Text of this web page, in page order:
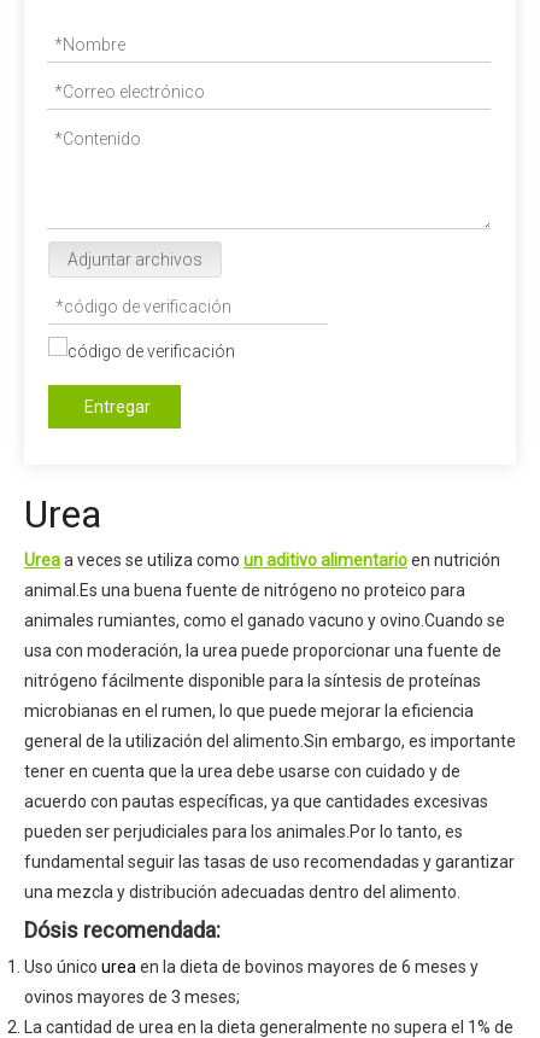
Adjuntar archivos
Entregar
Urea
Ureaa veces se utiliza como un aditivo alimentarioen nutrición
animal.Es una buena fuente de nitrógeno no proteico para
animales rumiantes, como el ganado vacuno y ovino.Cuando se
usa con moderación, la urea puede proporcionar una fuente de
nitrógeno fácilmente disponible para la síntesis de proteínas
microbianas en el rumen, lo que puede mejorar la eficiencia
general de la utilización del alimento.Sin embargo, es importante
tener en cuenta que la urea debe usarse con cuidado y de
acuerdo con pautas específicas, ya que cantidades excesivas
pueden ser perjudiciales para los animales.Por lo tanto, es
fundamental seguir las tasas de uso recomendadas y garantizar
una mezcla y distribución adecuadas dentro del alimento.
Dósis recomendada:
Uso único urea en la dieta de bovinos mayores de 6 meses y
ovinos mayores de 3 meses;
La cantidad de urea en la dieta generalmente no supera el 1% de